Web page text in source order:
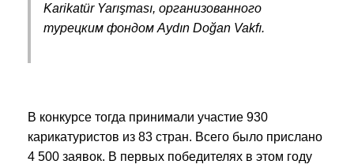
Karikatür Yarışması, организованного
турецким фондом Aydın Doğan Vakfı.
В конкурсе тогда принимали участие 930
карикатуристов из 83 стран. Всего было прислано
4 500 заявок. В первых победителях в этом году